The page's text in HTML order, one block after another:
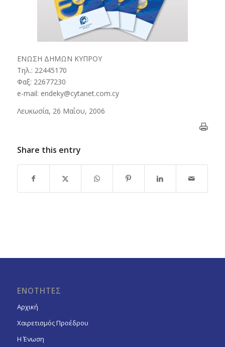
ΕΝΩΣΗ ΔΗΜΩΝ ΚΥΠΡΟΥ
Τηλ.: 22445170
Φαξ: 22677230
e-mail: endeky@cytanet.com.cy
Λευκωσία, 26 Μαΐου, 2006
Share this entry
ΕΝΟΤΗΤΕΣ
Αρχική
Χαιρετισμός Προέδρου
Η Ένωση